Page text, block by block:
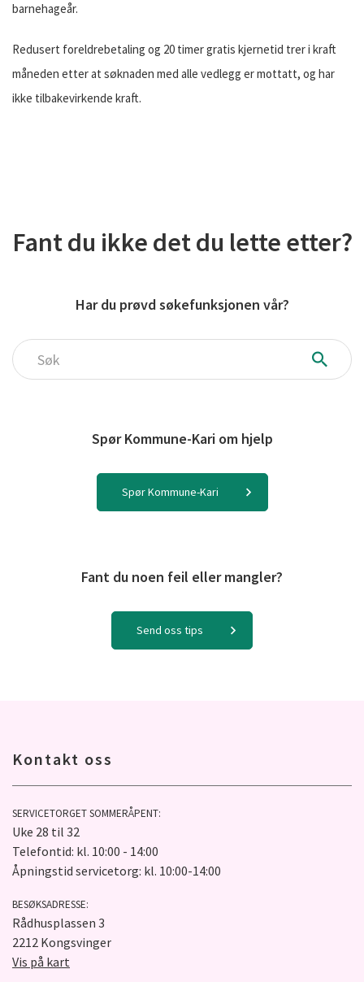
barnehageår.
Redusert foreldrebetaling og 20 timer gratis kjernetid trer i kraft
måneden etter at søknaden med alle vedlegg er mottatt, og har
ikke tilbakevirkende kraft.
Fant du ikke det du lette etter?
Har du prøvd søkefunksjonen vår?
Søk
Spør Kommune-Kari om hjelp
Spør Kommune-Kari
Fant du noen feil eller mangler?
Send oss tips
Kontakt oss
SERVICETORGET SOMMERÅPENT:
Uke 28 til 32
Telefontid: kl. 10:00 - 14:00
Åpningstid servicetorg: kl. 10:00-14:00
BESØKSADRESSE:
Rådhusplassen 3
2212 Kongsvinger
Vis på kart